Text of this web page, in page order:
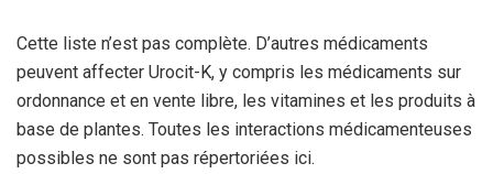
Cette liste n’est pas complète. D’autres médicaments
peuvent affecter Urocit-K, y compris les médicaments sur
ordonnance et en vente libre, les vitamines et les produits à
base de plantes. Toutes les interactions médicamenteuses
possibles ne sont pas répertoriées ici.